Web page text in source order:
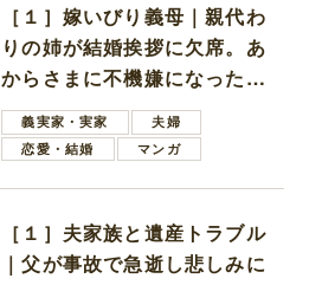
［１］嫁いびり義母｜親代わ
りの姉が結婚挨拶に欠席。あ
からさまに不機嫌になった義
母義実家・実家
夫婦
恋愛・結婚
マンガ
［１］夫家族と遺産トラブル
｜父が事故で急逝し悲しみに